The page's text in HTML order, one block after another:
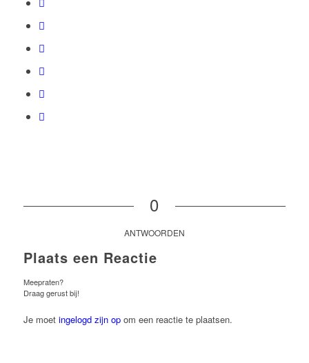
0
ANTWOORDEN
Plaats een Reactie
Meepraten?
Draag gerust bij!
Je moet ingelogd zijn opom een reactie te plaatsen.